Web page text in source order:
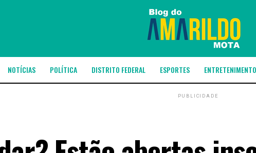
NOTÍCIAS POLÍTICA DISTRITO FEDERAL ESPORTES ENTRETENIMENTO
PUBLICIDADE